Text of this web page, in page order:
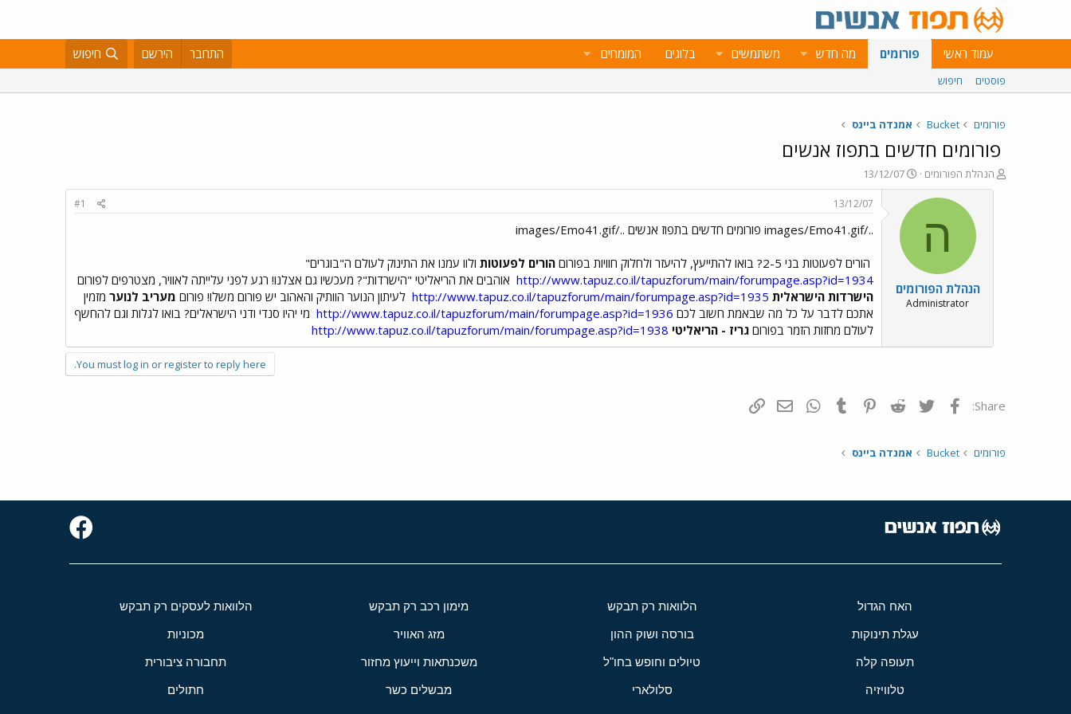
עמוד ראשי פורומים מה חדש משתמשים בלוגים המומחים התחבר הירשם חיפוש
פוסטים חיפוש
פורומים Bucket אמנדה ביינס
פורומים חדשים בתפוז אנשים
פ
ו
הנהלת הפורומים
פ
ו
ס
ם
ב
ת
ר
13/12/07
ה
הנהלת הפורומים
Administrator
13/12/07
#1
../images/Emo41.gif פורומים חדשים בתפוז אנשים ../images/Emo41.gif
הורים לפעוטות בני 2-5? בואו להתייעץ, להיעזר ולחלוק חוויות בפורום הורים לפעוטות ולוו עמנו את התינוק לעולם ה"בוגרים"
http://www.tapuz.co.il/tapuzforum/main/forumpage.asp?id=1934 אוהבים את הריאליטי "הישרדות"? מעכשיו גם אצלנו! רגע לפני עלייתה לאוויר, מצטרפים לפורום
הישרדות הישראלית http://www.tapuz.co.il/tapuzforum/main/forumpage.asp?id=1935 לעיתון הנוער הוותיק והאהוב יש פורום משלו! פורום מעריב לנוער מזמין
אתכם לדבר על כל מה שבאמת חשוב לכם http://www.tapuz.co.il/tapuzforum/main/forumpage.asp?id=1936 מי יהיו סנדי ודני הישראלים? בואו לגלות וגם להחשף
לעולם מחזות הזמר בפורום גריז - הריאליטי http://www.tapuz.co.il/tapuzforum/main/forumpage.asp?id=1938
You must log in or register to reply here.
Share: פייסבוק Twitter
Reddit
Pinterest
Tumblr
WhatsAppדואר אלקטרוני
פורומים Bucket אמנדה ביינס
האח הגדול הלוואות רק תבקש מימון רכב רק תבקש הלוואות לעסקים רק תבקש
עגלת תינוקות בורסה ושוק ההון מזג האוויר מכוניות
תעופה קלה טיולים וחופש בחו"ל משכנתאות וייעוץ מחזור תחבורה ציבורית
טלוויזיה סלולארי מבשלים כשר חתולים